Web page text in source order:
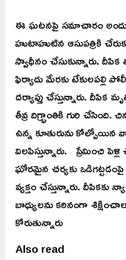
ఈ ఘటనపై సమాచారం
హుటాహుటిన ఆసుపత్రికి
స్వాధీనం చేసుకున్నారు. దీపిక
ఫిర్యాదు మేరకు టేకులపల్లి
దర్యాప్తు చేస్తున్నారు. దీపిక
తీవ్ర దిగ్భ్రాంతికి గురి
ఉన్న కూతురును కోల్పోయిన
విలపిస్తున్నారు. ప్రేమించి
ఘోరమైన చర్యకు ఒడిగట్టడంపై
వ్యక్తం చేస్తున్నారు.
బాధ్యులను కఠినంగా
కోరుతున్నారు
Also read